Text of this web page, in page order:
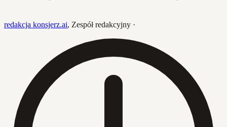
redakcja konsjerz.ai, Zespół redakcyjny ·